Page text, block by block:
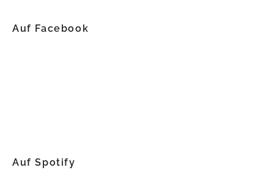
Auf Facebook
Auf Spotify